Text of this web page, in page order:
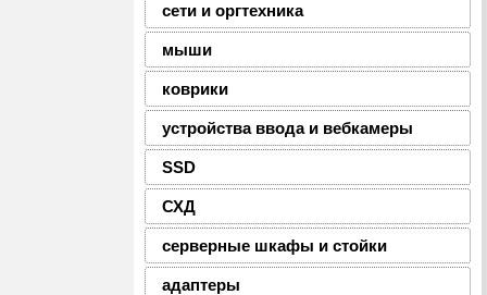
сети и оргтехника
мыши
коврики
устройства ввода и вебкамеры
SSD
СХД
серверные шкафы и стойки
адаптеры